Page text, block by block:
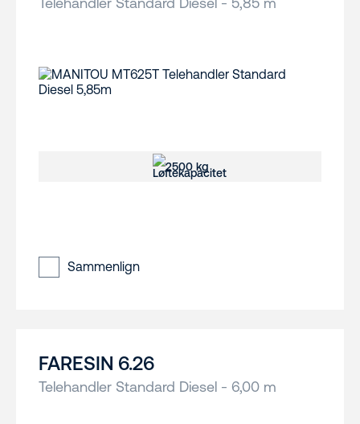
2500 kg
Sammenlign
FARESIN 6.26
Telehandler Standard Diesel - 6,00 m